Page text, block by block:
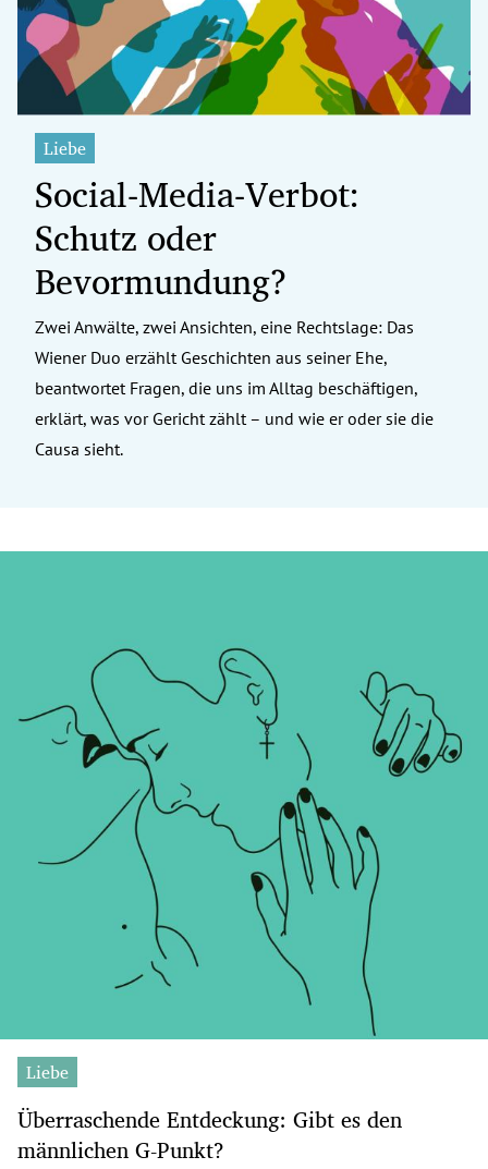
Untermenü
Untermenü
Untermenü
Untermenü
Untermenü
Untermenü
Untermenü
Untermenü
Liebe
Social-Media-Verbot:
Schutz oder
Bevormundung?
Zwei Anwälte, zwei Ansichten, eine Rechtslage: Das
Wiener Duo erzählt Geschichten aus seiner Ehe,
beantwortet Fragen, die uns im Alltag beschäftigen,
erklärt, was vor Gericht zählt – und wie er oder sie die
Causa sieht.
Liebe
Überraschende Entdeckung: Gibt es den
männlichen G-Punkt?